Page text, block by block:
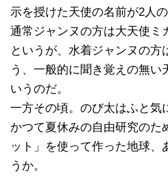
示を授けた天使の名前が2人
通常ジャンヌの方は大天使ミ
というが、水着ジャンヌの方
う、一般的に聞き覚えの無い
いうのだ。
一方その頃。のび太はふと気
かつて夏休みの自由研究のた
ット」を使って作った地球、
うか。